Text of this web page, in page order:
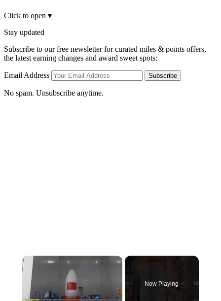
Click to open ▾
Stay updated
Subscribe to our free newsletter for curated miles & points offers,
the latest earning changes and award sweet spots:
Email Address Subscribe
No spam. Unsubscribe anytime.
Now Playing